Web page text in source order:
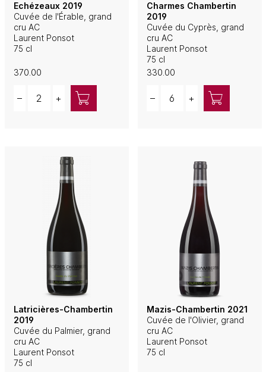
Echézeaux 2019
Cuvée de l'Érable, grand
cru AC
Laurent Ponsot
75 cl
370.00
– +
Charmes Chambertin
2019
Cuvée du Cyprès, grand
cru AC
Laurent Ponsot
75 cl
330.00
– +
Latricières-Chambertin
2019
Cuvée du Palmier, grand
cru AC
Laurent Ponsot
75 cl
Mazis-Chambertin 2021
Cuvée de l'Olivier, grand
cru AC
Laurent Ponsot
75 cl